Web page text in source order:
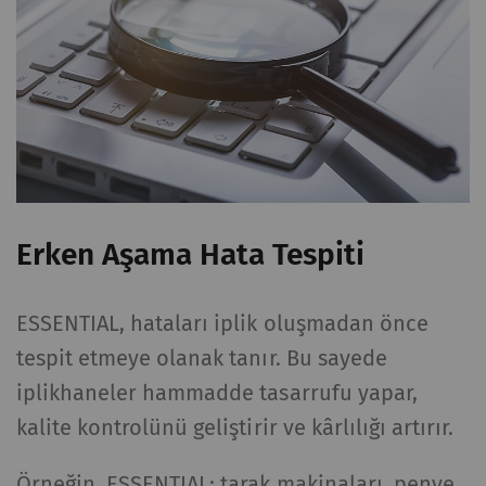
Erken Aşama Hata Tespiti
ESSENTIAL, hataları iplik oluşmadan önce
tespit etmeye olanak tanır. Bu sayede
iplikhaneler hammadde tasarrufu yapar,
kalite kontrolünü geliştirir ve kârlılığı artırır.